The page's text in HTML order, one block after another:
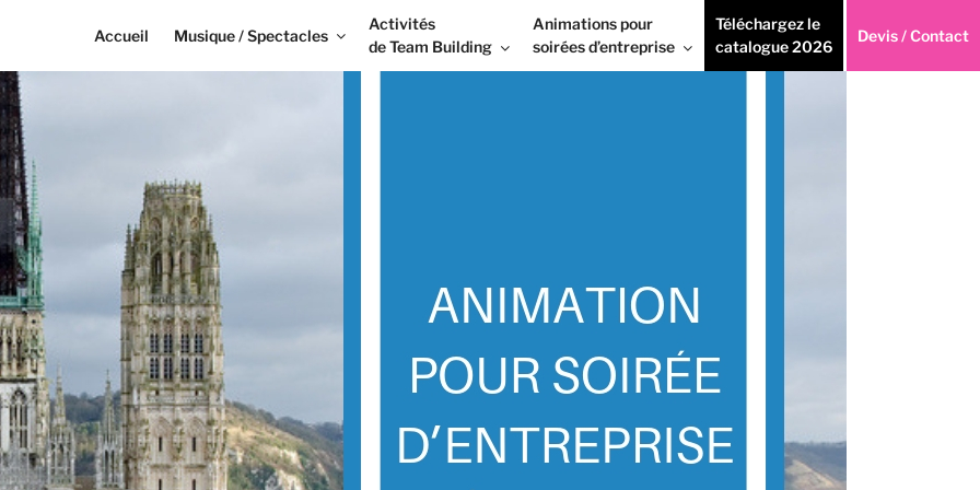
Accueil Musique / Spectacles
Activités
de Team Building
Animations pour
soirées d’entreprise
Téléchargez le
catalogue 2026
Devis / Contact